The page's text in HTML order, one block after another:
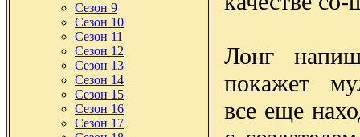
Сезон 9
Сезон 10
Сезон 11
Сезон 12
Сезон 13
Сезон 14
Сезон 15
Сезон 16
Сезон 17
Лонг
покажет
все еще